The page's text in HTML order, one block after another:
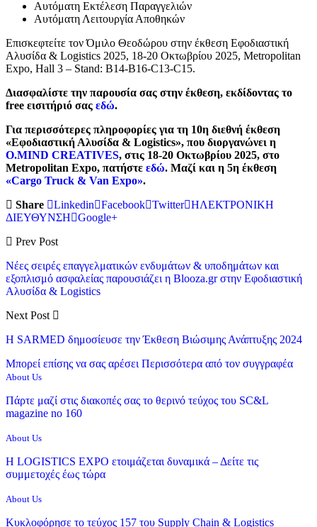
Αυτόματη Εκτέλεση Παραγγελιών
Αυτόματη Λειτουργία Αποθηκών
Επισκεφτείτε τον Όμιλο Θεοδώρου στην έκθεση Εφοδιαστική
Αλυσίδα & Logistics 2025, 18-20 Οκτωβρίου 2025, Metropolitan
Expo, Hall 3 – Stand: B14-B16-C13-C15.
Διασφαλίστε την παρουσία σας στην έκθεση, εκδίδοντας το
free εισιτήριό σας εδώ.
Για περισσότερες πληροφορίες για τη 10η διεθνή έκθεση
«Εφοδιαστική Αλυσίδα & Logistics», που διοργανώνει η
O.MIND CREATIVES, στις 18-20 Οκτωβρίου 2025, στο
Metropolitan Expo, πατήστε εδώ. Μαζί και η 5η έκθεση
«Cargo Truck & Van Expo».
Share
Linkedin Facebook Twitter ΗΛΕΚΤΡΟΝΙΚΗ
ΔΙΕΥΘΥΝΣΗ
Google+
Prev Post
Νέες σειρές επαγγελματικών ενδυμάτων & υποδημάτων και
εξοπλισμό ασφαλείας παρουσιάζει η Blooza.gr στην Εφοδιαστική
Αλυσίδα & Logistics
Next Post
Η SARMED δημοσίευσε την Έκθεση Βιώσιμης Ανάπτυξης 2024
Μπορεί επίσης να σας αρέσει Περισσότερα από τον συγγραφέα
About Us
Πάρτε μαζί στις διακοπές σας το θερινό τεύχος του SC&L
magazine no 160
About Us
Η LOGISTICS EXPO ετοιμάζεται δυναμικά – Δείτε τις
συμμετοχές έως τώρα
About Us
Κυκλοφόρησε το τεύχος 157 του Supply Chain & Logistics